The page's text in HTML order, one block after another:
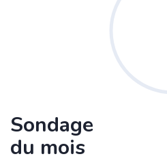
Sondage
du mois